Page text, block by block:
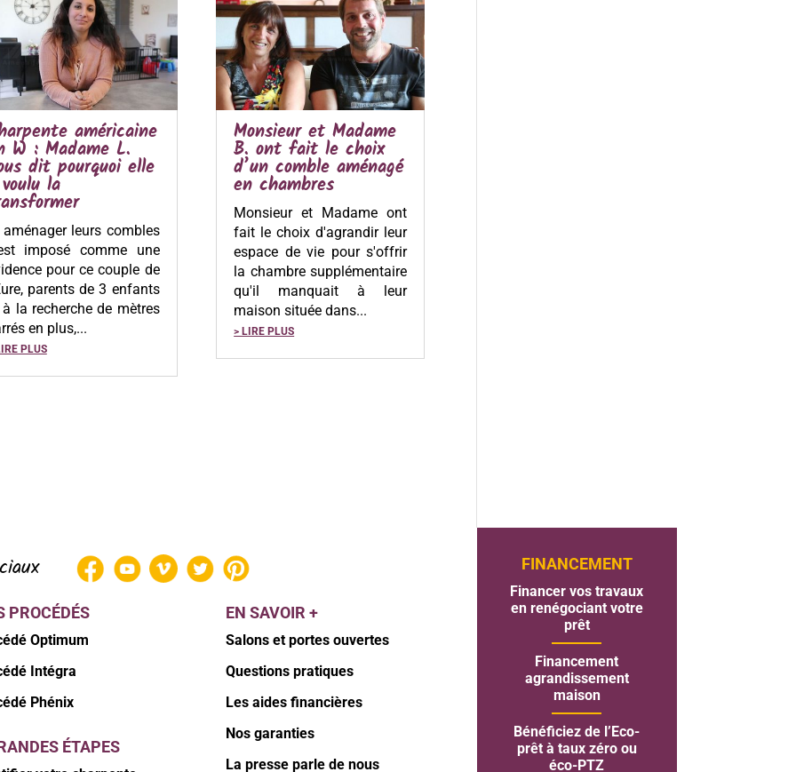
américaine
W : Madame L.
dit pourquoi elle
la
aménager leurs combles
imposé comme une
pour ce couple de
parents de 3 enfants
la recherche de mètres
en plus,...
PLUS
Monsieur et Madame
B. ont fait le choix
d’un comble aménagé
en chambres
Monsieur et Madame ont
fait le choix d'agrandir leur
espace de vie pour s'offrir
la chambre supplémentaire
qu'il manquait à leur
maison située dans...
> LIRE PLUS
PROCÉDÉS
Optimum
Intégra
Phénix
ÉTAPES
EN SAVOIR +
Salons et portes ouvertes
Questions pratiques
Les aides financières
Nos garanties
La presse parle de nous
FINANCEMENT
Financer vos travaux
en renégociant votre
prêt
Financement
agrandissement
maison
Bénéficiez de l’Eco-
prêt à taux zéro ou
éco-PTZ